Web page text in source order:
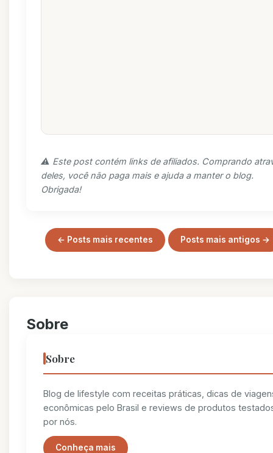
⚠️ Este post contém links de afiliados. Comprando
deles, você não paga mais e ajuda a manter o blog.
Obrigada!
← Posts mais recentes Posts mais antigos →
Sobre
Sobre
Blog de lifestyle com receitas práticas, dicas de
econômicas pelo Brasil e reviews de produtos
por nós.
Conheça mais